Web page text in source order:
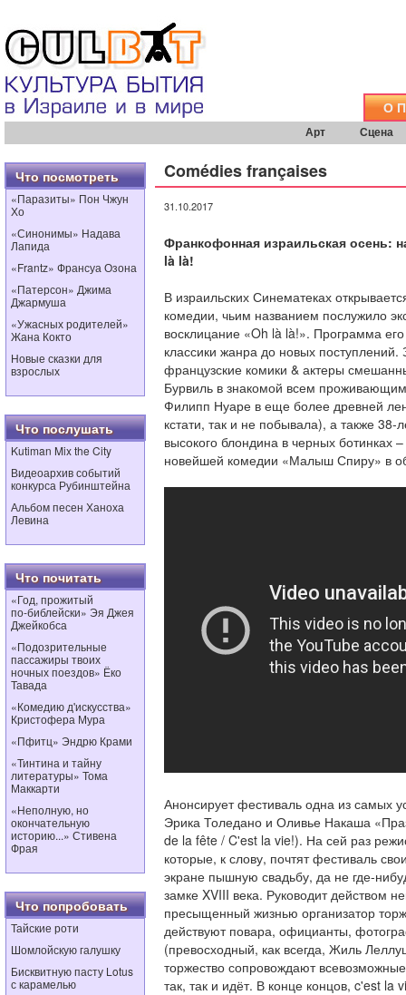
О
Арт Сцена
Что посмотреть
«Паразиты» Пон Чжун
Хо
«Синонимы» Надава
Лапида
«Frantz» Франсуа Озона
«Патерсон» Джима
Джармуша
«Ужасных родителей»
Жана Кокто
Новые сказки для
взрослых
Что послушать
Kutiman Mix the City
Видеоархив событий
конкурса Рубинштейна
Альбом песен Ханоха
Левина
Что почитать
«Год, прожитый
по‑библейски» Эя Джея
Джейкобса
«Подозрительные
пассажиры твоих
ночных поездов» Ёко
Тавада
«Комедию д'искусства»
Кристофера Мура
«Пфитц» Эндрю Крами
«Тинтина и тайну
литературы» Тома
Маккарти
«Неполную, но
окончательную
историю...» Стивена
Фрая
Что попробовать
Тайские роти
Шомлойскую галушку
Бисквитную пасту Lotus
с карамелью
Comédies françaises
31.10.2017
Франкофонная израильская осень:
là là!
В израильских Синематеках
комедии, чьим названием послужило
восклицание «Oh là là!». Программа
классики жанра до новых
французские комики & актеры
Бурвиль в знакомой всем
Филипп Нуаре в еще более древней
кстати, так и не побывала), а также
высокого блондина в черных ботинках
новейшей комедии «Малыш Спиру» в
Анонсирует фестиваль одна из самых
Эрика Толедано и Оливье Накаша
de la fête / C'est la vie!). На сей раз
которые, к слову, почтят фестиваль
экране пышную свадьбу, да не где-
замке XVIII века. Руководит действом
пресыщенный жизнью организатор
действуют повара, официанты,
(превосходный, как всегда, Жиль
торжество сопровождают
так, так и идёт. В конце концов, c'est la